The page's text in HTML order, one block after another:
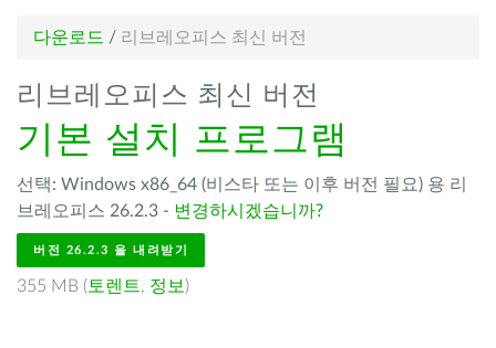
다운로드 / 리브레오피스 최신 버전
리브레오피스 최신 버전
기본 설치 프로그램
선택: Windows x86_64 (비스타 또는 이후 버전 필요) 용 리
브레오피스 26.2.3 - 변경하시겠습니까?
버전 26.2.3 을 내려받기
355 MB ( 토렌트, 정보 )